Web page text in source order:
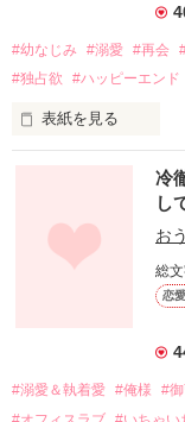
#幼なじみ #溺愛 #再会
#独占欲
#ハッピーエンド
表紙を見る
幼なじみの哲平に
しかし、ある出来
関係修復もできな
引っ越すことにな
それから約十二年後
過去の傷から、二
運命のような再会を
冷
し
お
総
恋
#溺愛＆執着愛 #俺様 #